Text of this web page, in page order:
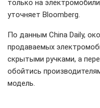
только на
уточняет Bloomberg.
По данным China Daily,
продаваемых
скрытыми ручками, а
обойтись
модель.